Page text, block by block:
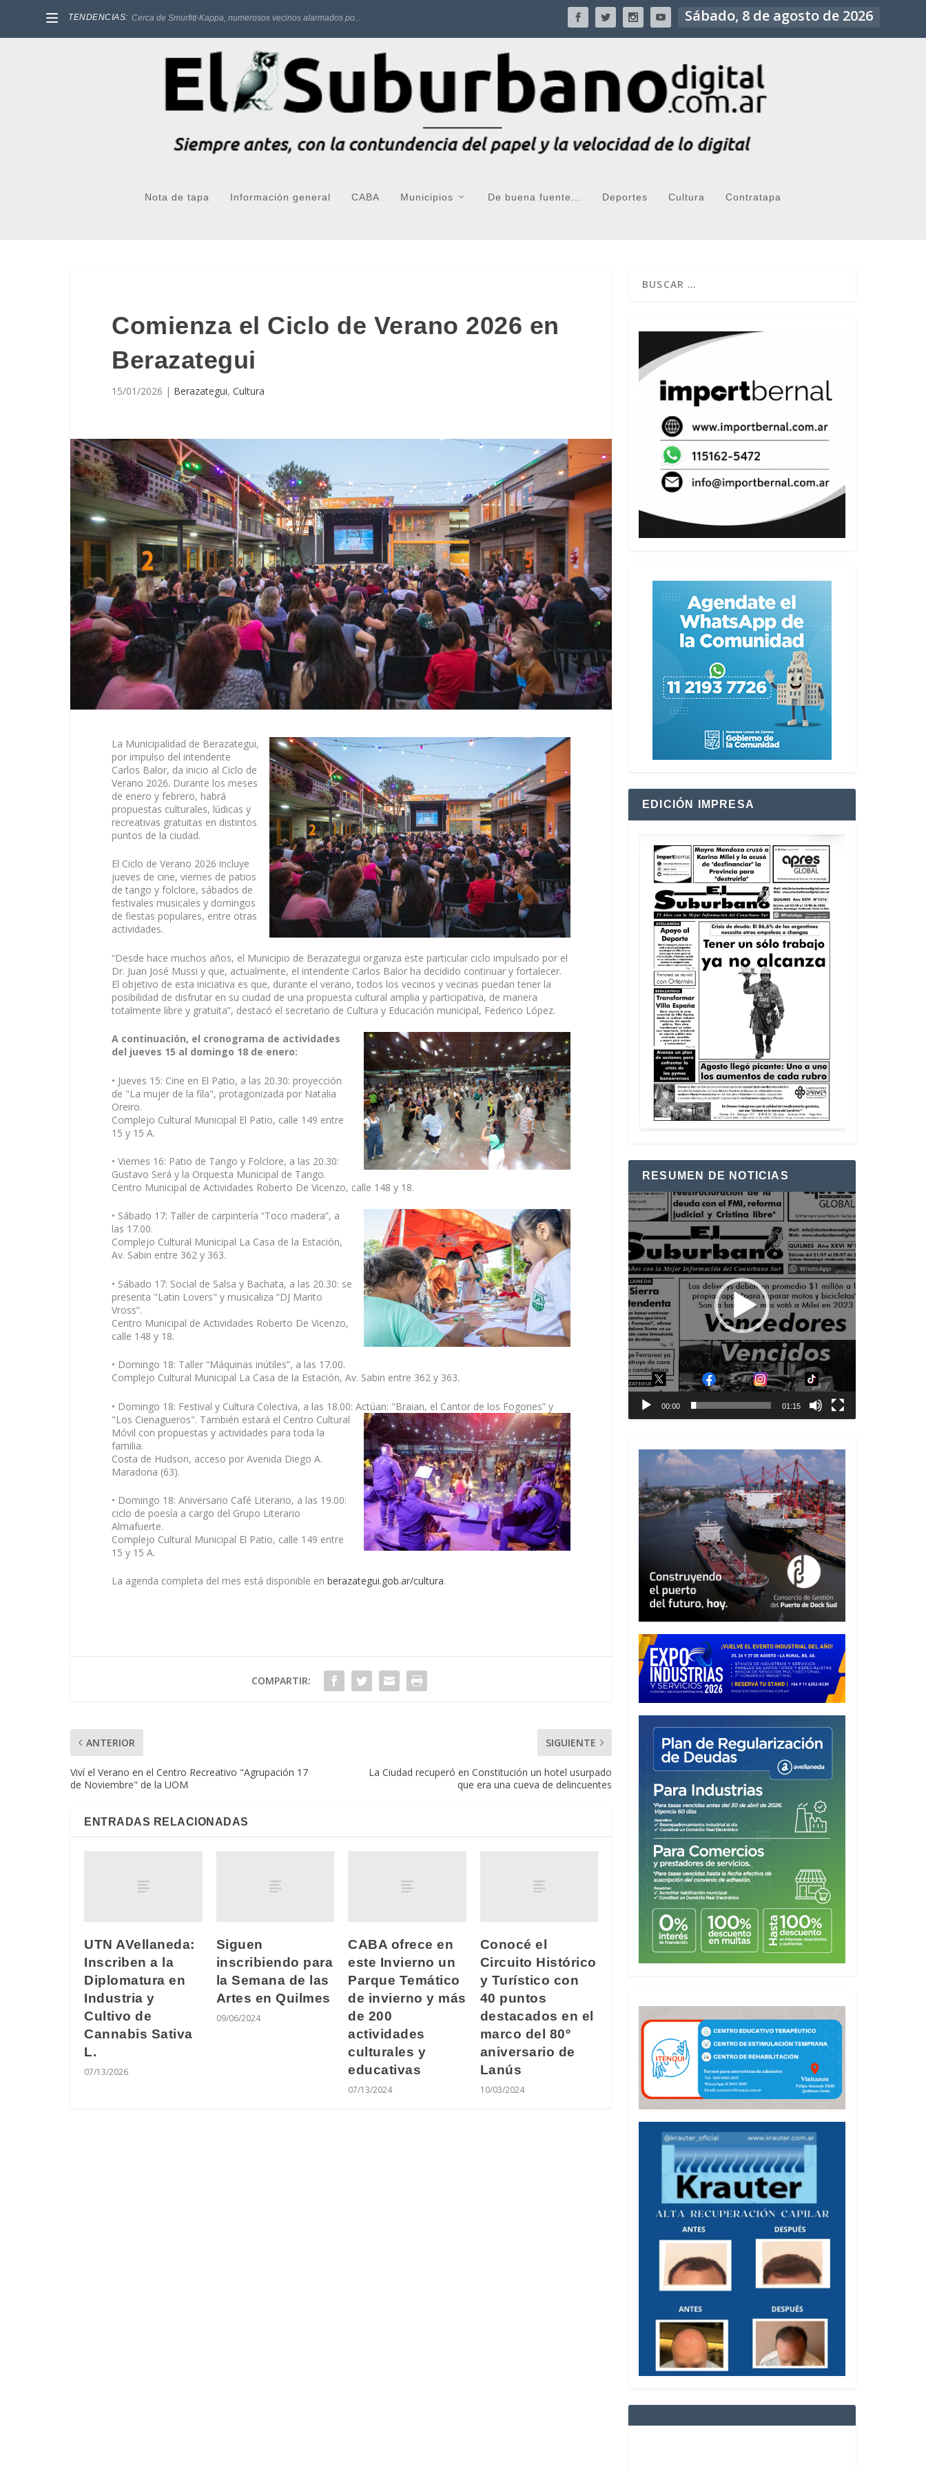
TENDENCIAS: Cerca de Smurfitt-Kappa, numerosos vecinos alarmados po... Sábado, 8 de agosto de 2026
Nota de tapa Información general CABA Municipios De buena fuente... Deportes Cultura Contratapa
Comienza el Ciclo de Verano 2026 en
Berazategui
15/01/2026 | Berazategui, Cultura
La Municipalidad de Berazategui,
por impulso del intendente
Carlos Balor, da inicio al Ciclo de
Verano 2026. Durante los meses
de enero y febrero, habrá
propuestas culturales, lúdicas y
recreativas gratuitas en distintos
puntos de la ciudad.
El Ciclo de Verano 2026 incluye
jueves de cine, viernes de patios
de tango y folclore, sábados de
festivales musicales y domingos
de fiestas populares, entre otras
actividades.
“Desde hace muchos años, el Municipio de Berazategui organiza este particular ciclo impulsado por el
Dr. Juan José Mussi y que, actualmente, el intendente Carlos Balor ha decidido continuar y fortalecer.
El objetivo de esta iniciativa es que, durante el verano, todos los vecinos y vecinas puedan tener la
posibilidad de disfrutar en su ciudad de una propuesta cultural amplia y participativa, de manera
totalmente libre y gratuita”, destacó el secretario de Cultura y Educación municipal, Federico López.
A continuación, el cronograma de actividades
del jueves 15 al domingo 18 de enero:
• Jueves 15: Cine en El Patio, a las 20.30: proyección
de "La mujer de la fila", protagonizada por Natalia
Oreiro.
Complejo Cultural Municipal El Patio, calle 149 entre
15 y 15 A.
• Viernes 16: Patio de Tango y Folclore, a las 20.30:
Gustavo Será y la Orquesta Municipal de Tango.
Centro Municipal de Actividades Roberto De Vicenzo, calle 148 y 18.
• Sábado 17: Taller de carpintería “Toco madera”, a
las 17.00.
Complejo Cultural Municipal La Casa de la Estación,
Av. Sabin entre 362 y 363.
• Sábado 17: Social de Salsa y Bachata, a las 20.30: se
presenta "Latin Lovers" y musicaliza “DJ Marito
Vross”.
Centro Municipal de Actividades Roberto De Vicenzo,
calle 148 y 18.
• Domingo 18: Taller “Máquinas inútiles”, a las 17.00.
Complejo Cultural Municipal La Casa de la Estación, Av. Sabin entre 362 y 363.
• Domingo 18: Festival y Cultura Colectiva, a las 18.00: Actúan: "Braian, el Cantor de los Fogones” y
"Los Cienagueros". También estará el Centro Cultural
Móvil con propuestas y actividades para toda la
familia.
Costa de Hudson, acceso por Avenida Diego A.
Maradona (63).
• Domingo 18: Aniversario Café Literario, a las 19.00:
ciclo de poesía a cargo del Grupo Literario
Almafuerte.
Complejo Cultural Municipal El Patio, calle 149 entre
15 y 15 A.
La agenda completa del mes está disponible en berazategui.gob.ar/cultura.
COMPARTIR:
ANTERIOR
Viví el Verano en el Centro Recreativo "Agrupación 17
de Noviembre" de la UOM
SIGUIENTE
La Ciudad recuperó en Constitución un hotel usurpado
que era una cueva de delincuentes
ENTRADAS RELACIONADAS
UTN AVellaneda:
Inscriben a la
Diplomatura en
Industria y
Cultivo de
Cannabis Sativa
L.
07/13/2026
Siguen
inscribiendo para
la Semana de las
Artes en Quilmes
09/06/2024
CABA ofrece en
este Invierno un
Parque Temático
de invierno y más
de 200
actividades
culturales y
educativas
07/13/2024
Conocé el
Circuito Histórico
y Turístico con
40 puntos
destacados en el
marco del 80º
aniversario de
Lanús
10/03/2024
EDICIÓN IMPRESA
RESUMEN DE NOTICIAS
Reproductor
de
vídeo
00:00 01:15